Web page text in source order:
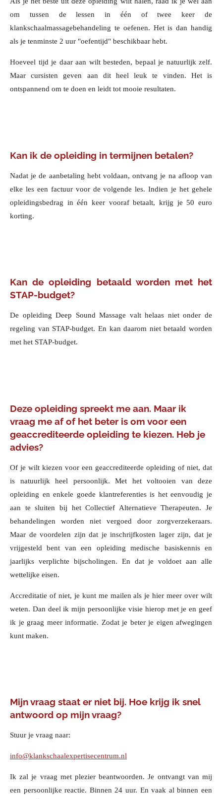
om tussen de lessen in één of twee keer de
klankschaalmassagebehandeling te oefenen. Het is dan handig
als je tenminste 2 uur "oefentijd" beschikbaar hebt.
Hoeveel tijd je daar aan wilt besteden, bepaal je natuurlijk zelf.
Maar cursisten geven aan dit heel leuk te vinden. Het is
ontspannend om te doen en leidt tot mooie resultaten.
Kan ik de opleiding in termijnen betalen?
Nadat je de aanbetaling hebt voldaan, ontvang je na afloop van
elke les een factuur voor de volgende les. Indien je het gehele
opleidingsbedrag in één keer vooraf betaalt, krijg je 50 euro
korting.
Kan de opleiding betaald worden met het
STAP-budget?
De opleiding Deep Sound Massage valt helaas niet onder de
regeling van STAP-budget. En kan daarom niet betaald worden
met het STAP-budget.
Deze opleiding spreekt me aan. Maar ik
vraag me af of het beter is om voor een
geaccrediteerde opleiding te kiezen. Heb je
advies?
Of je wilt kiezen voor een geaccrediteerde opleiding of niet, dat
is natuurlijk heel persoonlijk. Met het voltooien van deze
opleiding en enkele goede klantreferenties is het eenvoudig je
aan te sluiten bij het Collectief Alternatieve Therapeuten. Je
behandelingen worden niet vergoed door zorgverzekeraars.
Maar de voordelen zijn dat je inschrijfkosten lager zijn, dat je
vrijgesteld bent van een opleiding medische basiskennis en
jaarlijks verplichte bijscholingen. En dat je voldoet aan alle
wettelijke eisen.
Accreditatie of niet, je kunt me mailen als je hier meer over wilt
weten. Dan deel ik mijn persoonlijke visie hierop met je en geef
ik je graag meer informatie. Zodat je beter je eigen afwegingen
kunt maken.
Mijn vraag staat er niet bij. Hoe krijg ik snel
antwoord op mijn vraag?
Stuur je vraag naar:
info@klankschaalexpertisecentrum.nl
Ik zal je vraag met plezier beantwoorden. Je ontvangt van mij
een persoonlijke reactie. Binnen 24 uur. En vaak al binnen een